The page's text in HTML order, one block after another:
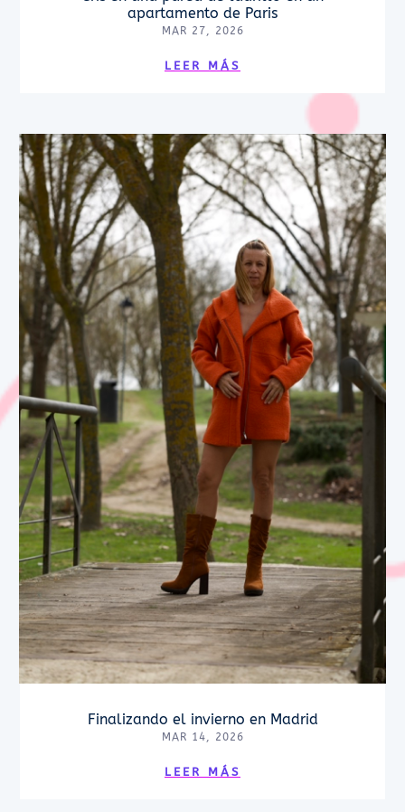
apartamento de Paris
MAR 27, 2026
LEER MÁS
Finalizando el invierno en Madrid
MAR 14, 2026
LEER MÁS